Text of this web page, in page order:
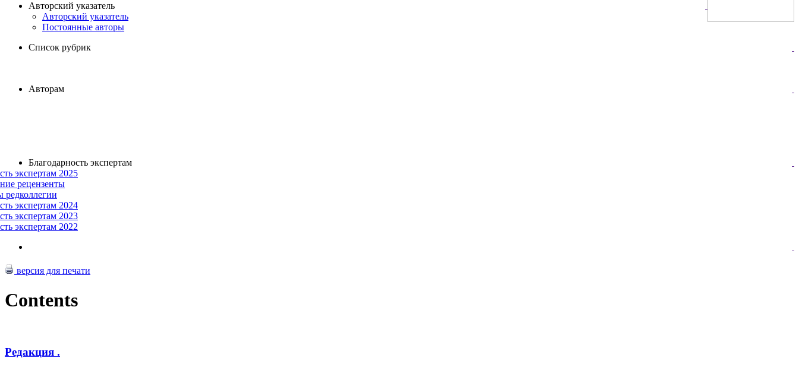
Авторский указатель
Авторский указатель
Постоянные авторы
Список рубрик
Авторам
Благодарность экспертам
экспертам 2025
рецензенты
редколлегии
экспертам 2024
экспертам 2023
экспертам 2022
версия для печати
Contents
Редакция .